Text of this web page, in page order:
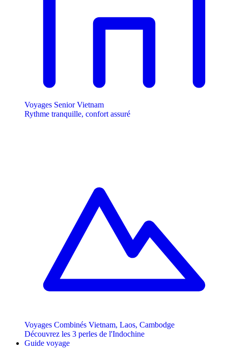
Voyages Senior Vietnam
Rythme tranquille, confort assuré
Voyages Combinés Vietnam, Laos, Cambodge
Découvrez les 3 perles de l'Indochine
Guide voyage